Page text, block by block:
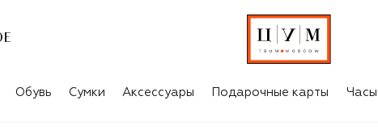
BOTTEGA VENETA
Обувь Сумки Аксессуары Подарочные карты Часы